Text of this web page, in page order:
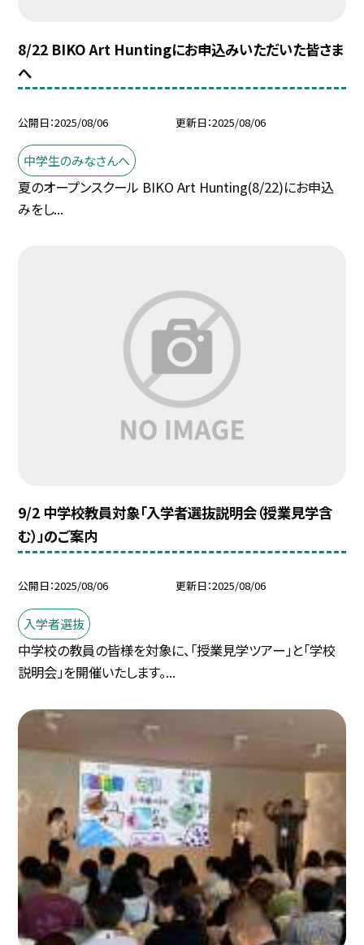
8/22 BIKO Art Huntingにお申込みいただいた皆さま
へ
公開日 2025/08/06 更新日 2025/08/06
中学生のみなさんへ
夏のオープンスクール BIKO Art Hunting(8/22)にお申込
みをし...
9/2 中学校教員対象「入学者選抜説明会（授業見学含
む）」のご案内
公開日 2025/08/06 更新日 2025/08/06
入学者選抜
中学校の教員の皆様を対象に、「授業見学ツアー」と「学校
説明会」を開催いたします。...